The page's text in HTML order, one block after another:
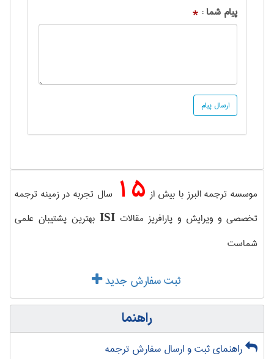
پیام شما : *
موسسه ترجمه البرز با بیش از 15 سال تجربه در زمینه ترجمه
تخصصی و ویرایش و پارافریز مقالاتISI بهترین پشتیبان علمی
شماست
ثبت سفارش جدید
راهنما
راهنمای ثبت و ارسال سفارش ترجمه